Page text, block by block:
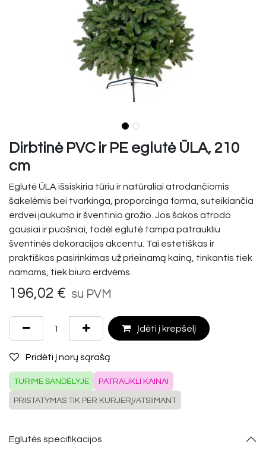
Dirbtinė PVC ir PE eglutė ŪLA, 210
cm
Eglutė ŪLA išsiskiria tūriu ir natūraliai atrodančiomis
šakelėmis bei tvarkinga, proporcinga forma, suteikiančia
erdvei jaukumo ir šventinio grožio. Jos šakos atrodo
gausiai ir puošniai, todėl eglutė tampa patraukliu
šventinės dekoracijos akcentu. Tai estetiškas ir
praktiškas pasirinkimas už prieinamą kainą, tinkantis tiek
namams, tiek biuro erdvėms.
196,02 € su PVM
Įdėti į krepšelį
Pridėti į norų sąrašą
TURIME SANDĖLYJE PATRAUKLI KAINA!
PRISTATYMAS TIK PER KURJERĮ/ATSIIMANT
Eglutės specifikacijos